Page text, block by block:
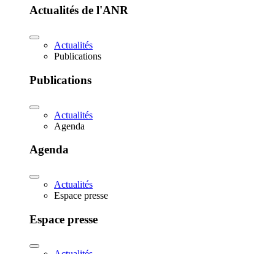
Actualités de l'ANR
Actualités
Publications
Publications
Actualités
Agenda
Agenda
Actualités
Espace presse
Espace presse